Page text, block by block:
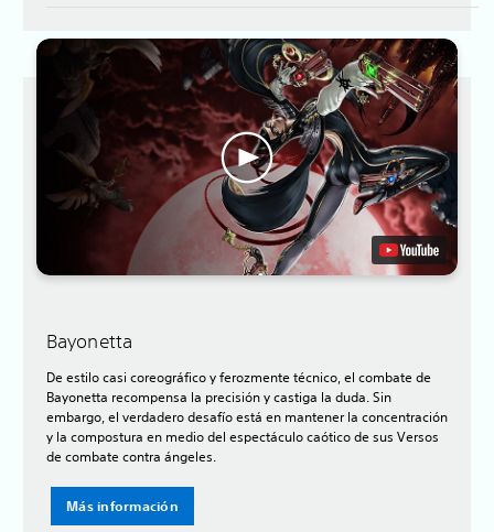
Bayonetta
De estilo casi coreográfico y ferozmente técnico, el combate de
Bayonetta recompensa la precisión y castiga la duda. Sin
embargo, el verdadero desafío está en mantener la concentración
y la compostura en medio del espectáculo caótico de sus Versos
de combate contra ángeles.
Más información